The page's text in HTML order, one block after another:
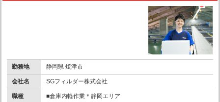
勤務地 静岡県 焼津市
会社名 SGフィルダー株式会社
職種 ■倉庫内軽作業＊静岡エリア